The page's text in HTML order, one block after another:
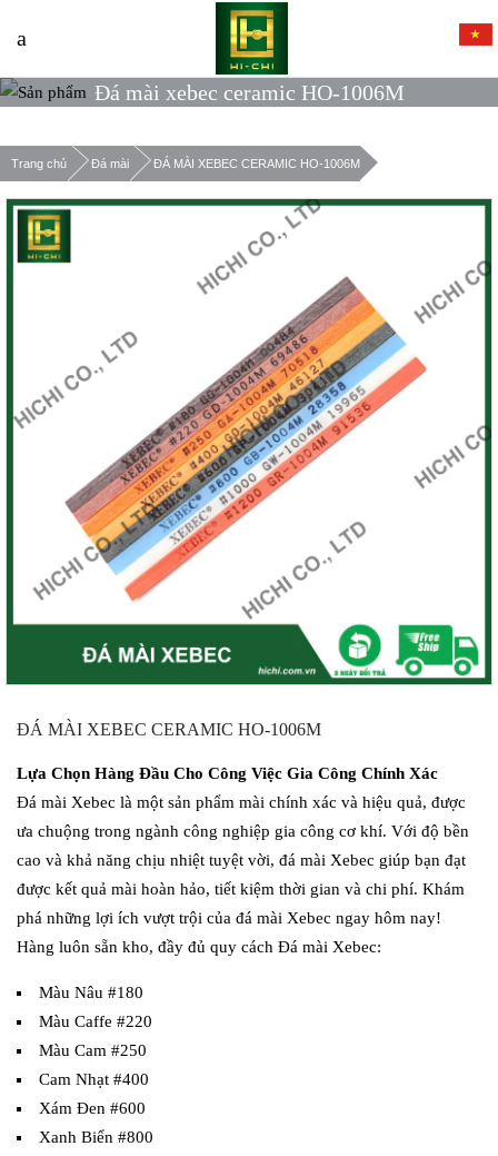
Đá mài xebec ceramic HO-1006M
Trang chủ Đá mài ĐÁ MÀI XEBEC CERAMIC HO-1006M
ĐÁ MÀI XEBEC CERAMIC HO-1006M
Lựa Chọn Hàng Đầu Cho Công Việc Gia Công Chính Xác
Đá mài Xebec là một sản phẩm mài chính xác và hiệu quả, được
ưa chuộng trong ngành công nghiệp gia công cơ khí. Với độ bền
cao và khả năng chịu nhiệt tuyệt vời, đá mài Xebec giúp bạn đạt
được kết quả mài hoàn hảo, tiết kiệm thời gian và chi phí. Khám
phá những lợi ích vượt trội của đá mài Xebec ngay hôm nay!
Hàng luôn sẵn kho, đầy đủ quy cách Đá mài Xebec:
Màu Nâu #180
Màu Caffe #220
Màu Cam #250
Cam Nhạt #400
Xám Đen #600
Xanh Biển #800
Xác nhận